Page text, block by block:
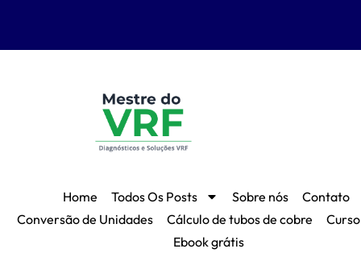
Home Todos Os Posts Sobre nós
Contato
Conversão de Unidades
Cálculo de tubos de cobre
Ebook grátis